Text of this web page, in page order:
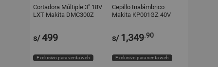
Cortadora Múltiple 3" 18V
LXT Makita DMC300Z
s/499
Exclusivo para venta web
Cepillo Inalámbrico
Makita KP001GZ 40V
s/ 1,349.90
Exclusivo para venta web